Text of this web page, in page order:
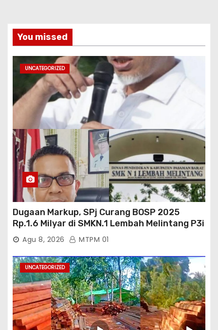
You missed
UNCATEGORIZED
Dugaan Markup, SPj Curang BOSP 2025
Rp.1.6 Milyar di SMKN.1 Lembah Melintang P3i
: Kajati Sumbar Panggil dan Periksa
Agu 8, 2026 MTPM 01
UNCATEGORIZED